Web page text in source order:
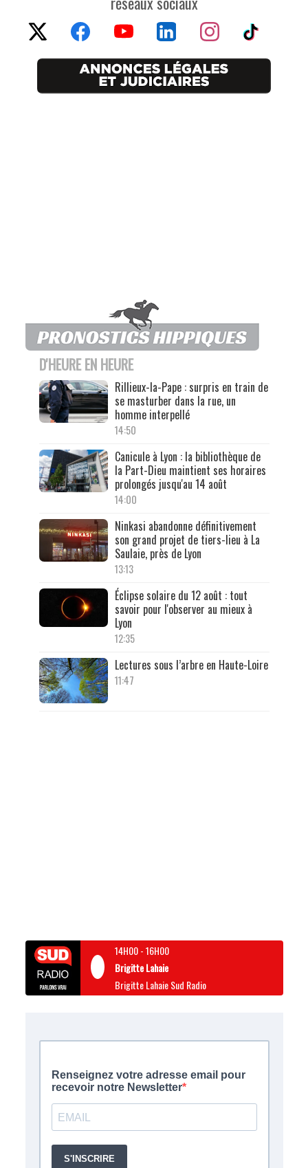
D'HEURE EN HEURE
Rillieux-la-Pape : surpris en train de
se masturber dans la rue, un
homme interpellé
14:50
Canicule à Lyon : la bibliothèque de
la Part-Dieu maintient ses horaires
prolongés jusqu'au 14 août
14:00
Ninkasi abandonne définitivement
son grand projet de tiers-lieu à La
Saulaie, près de Lyon
13:13
Éclipse solaire du 12 août : tout
savoir pour l'observer au mieux à
Lyon
12:35
Lectures sous l’arbre en Haute-Loire
11:47
14H00-16H00
Brigitte Lahaie
Brigitte Lahaie Sud Radio